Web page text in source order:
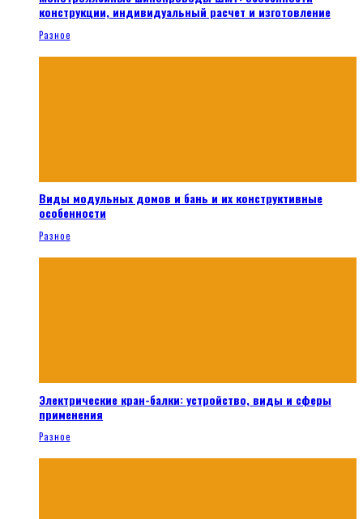
конструкции, индивидуальный расчет и изготовление
Разное
Виды модульных домов и бань и их конструктивные
особенности
Разное
Электрические кран-балки: устройство, виды и сферы
применения
Разное